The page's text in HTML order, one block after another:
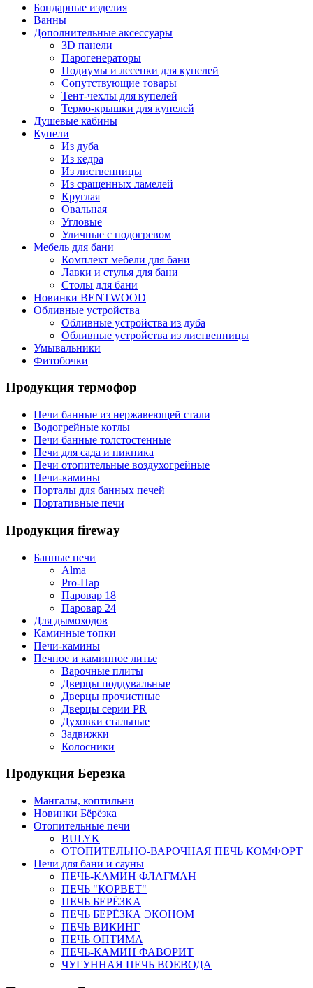
Бондарные изделия
Ванны
Дополнительные аксессуары
3D панели
Парогенераторы
Подиумы и лесенки для купелей
Сопутствующие товары
Тент-чехлы для купелей
Термо-крышки для купелей
Душевые кабины
Купели
Из дуба
Из кедра
Из лиственницы
Из сращенных ламелей
Круглая
Овальная
Угловые
Уличные с подогревом
Мебель для бани
Комплект мебели для бани
Лавки и стулья для бани
Столы для бани
Новинки BENTWOOD
Обливные устройства
Обливные устройства из дуба
Обливные устройства из лиственницы
Умывальники
Фитобочки
Продукция термофор
Печи банные из нержавеющей стали
Водогрейные котлы
Печи банные толстостенные
Печи для сада и пикника
Печи отопительные воздухогрейные
Печи-камины
Порталы для банных печей
Портативные печи
Продукция fireway
Банные печи
Alma
Pro-Пар
Паровар 18
Паровар 24
Для дымоходов
Каминные топки
Печи-камины
Печное и каминное литье
Варочные плиты
Дверцы поддувальные
Дверцы прочистные
Дверцы серии PR
Духовки стальные
Задвижки
Колосники
Продукция Березка
Мангалы, коптильни
Новинки Бёрёзка
Отопительные печи
BULYK
ОТОПИТЕЛЬНО-ВАРОЧНАЯ ПЕЧЬ КОМФОРТ
Печи для бани и сауны
ПЕЧЬ-КАМИН ФЛАГМАН
ПЕЧЬ "КОРВЕТ"
ПЕЧЬ БЕРЁЗКА
ПЕЧЬ БЕРЁЗКА ЭКОНОМ
ПЕЧЬ ВИКИНГ
ПЕЧЬ ОПТИМА
ПЕЧЬ-КАМИН ФАВОРИТ
ЧУГУННАЯ ПЕЧЬ ВОЕВОДА